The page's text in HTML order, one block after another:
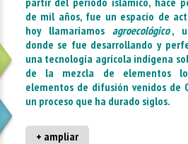
de mil años, fue un espacio de
hoy llamaríamos agroecológico ,
donde se fue desarrollando y
una tecnología agrícola indígena
de la mezcla de elementos
elementos de difusión venidos de
un proceso que ha durado siglos.
+ ampliar